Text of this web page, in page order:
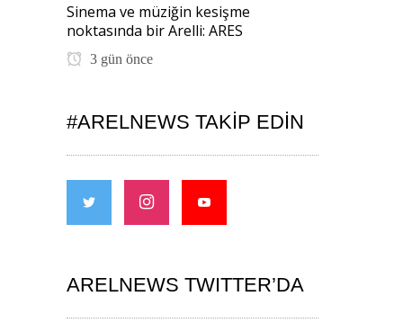
Sinema ve müziğin kesişme
noktasında bir Arelli: ARES
3 gün önce
#ARELNEWS TAKIP EDIN
ARELNEWS TWITTER’DA